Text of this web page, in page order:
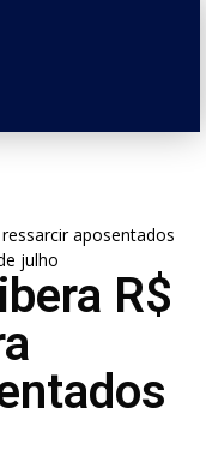
aposentados
julho
R$